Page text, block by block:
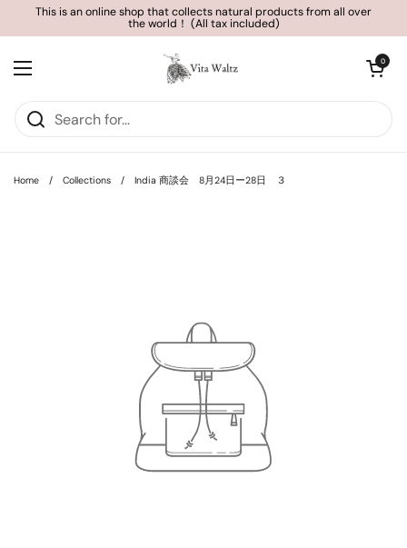
Skip to content
This is an online shop that collects natural products from all over
the world！ (All tax included)
Open menu
Open cart
0
Home / Collections / India 商談会 8月24日ー28日 ３